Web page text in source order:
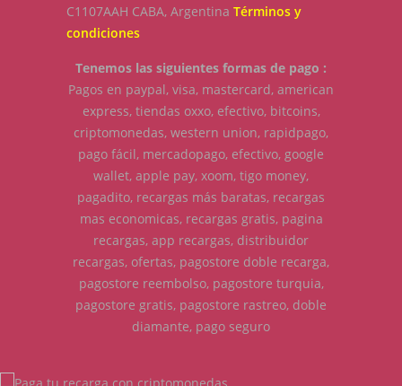
C1107AAH CABA, Argentina Términos y
condiciones
Tenemos las siguientes formas de pago :
Pagos en paypal, visa, mastercard, american
express, tiendas oxxo, efectivo, bitcoins,
criptomonedas, western union, rapidpago,
pago fácil, mercadopago, efectivo, google
wallet, apple pay, xoom, tigo money,
pagadito, recargas más baratas, recargas
mas economicas, recargas gratis, pagina
recargas, app recargas, distribuidor
recargas, ofertas, pagostore doble recarga,
pagostore reembolso, pagostore turquia,
pagostore gratis, pagostore rastreo, doble
diamante, pago seguro